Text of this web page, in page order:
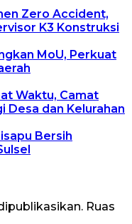
Zero Accident,
K3 Konstruksi
MoU, Perkuat
Waktu, Camat
Desa dan Kelurahan
Bersih
Ruas